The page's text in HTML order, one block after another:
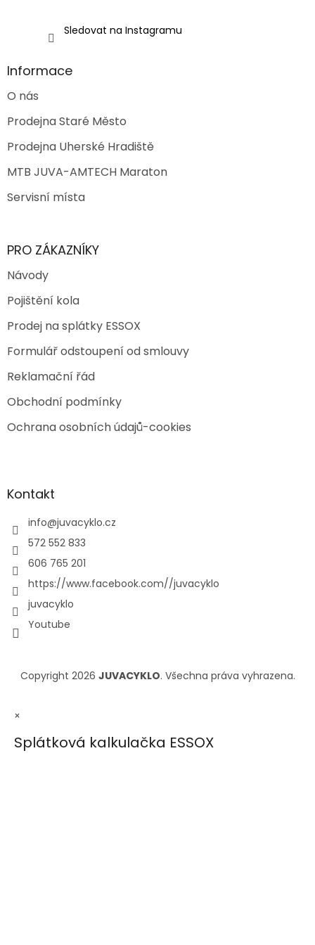
Sledovat na Instagramu
Informace
O nás
Prodejna Staré Město
Prodejna Uherské Hradiště
MTB JUVA-AMTECH Maraton
Servisní místa
PRO ZÁKAZNÍKY
Návody
Pojištění kola
Prodej na splátky ESSOX
Formulář odstoupení od smlouvy
Reklamační řád
Obchodní podmínky
Ochrana osobních údajů-cookies
Kontakt
info@juvacyklo.cz
572 552 833
606 765 201
https://www.facebook.com//juvacyklo
juvacyklo
Youtube
Copyright 2026 JUVACYKLO. Všechna práva vyhrazena.
×
Splátková kalkulačka ESSOX